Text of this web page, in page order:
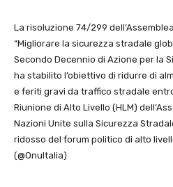
La risoluzione 74/299
“Migliorare la sicurezza stradale
Secondo Decennio di Azione per la
ha stabilito l’obiettivo di ridurre di
e feriti gravi da traffico stradale
Riunione di Alto Livello (HLM)
Nazioni Unite sulla Sicurezza
ridosso del forum politico di alto
(@OnuItalia)